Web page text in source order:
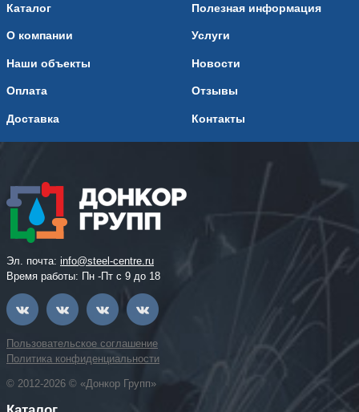
Каталог
О компании
Наши объекты
Оплата
Доставка
Полезная информация
Услуги
Новости
Отзывы
Контакты
Эл. почта: info@steel-centre.ru
Время работы: Пн -Пт с 9 до 18
Пользовательское соглашение
Политика конфиденциальности
© 2012-2026 © «Донкор Групп»